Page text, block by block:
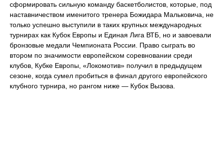
сформировать сильную команду баскетболистов, которые, под
наставничеством именитого тренера Божидара Мальковича, не
только успешно выступили в таких крупных международных
турнирах как Кубок Европы и Единая Лига ВТБ, но и завоевали
бронзовые медали Чемпионата России. Право сыграть во
втором по значимости европейском соревновании среди
клубов, Кубке Европы, «Локомотив» получил в предыдущем
сезоне, когда сумел пробиться в финал другого европейского
клубного турнира, но рангом ниже — Кубок Вызова.